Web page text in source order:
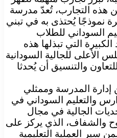
هذه التجارب، تُعدّ مدرسة
نموذجًا يُحتذى به في تبني
السوداني للطلاب
التي تبذلها هذه
الأعلى للجالية السودانية
والتنسيق أن يُحدثا
إدارة المدرسة وممثلي
والتعليم السوداني في
الجالية في مجال
والشفاف، الذي يركز على
سير العملية التعليمية